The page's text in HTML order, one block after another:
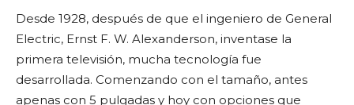
Desde 1928, después de que el ingeniero de General
Electric, Ernst F. W. Alexanderson, inventase la
primera televisión, mucha tecnología fue
desarrollada. Comenzando con el tamaño, antes
apenas con 5 pulgadas y hoy con opciones que